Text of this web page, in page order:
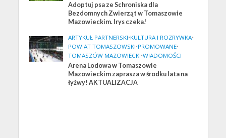
Adoptuj psa ze Schroniska dla
Bezdomnych Zwierząt w Tomaszowie
Mazowieckim. Irys czeka!
ARTYKUŁ PARTNERSKI•KULTURA I ROZRYWKA•
POWIAT TOMASZOWSKI•PROMOWANE•
TOMASZÓW MAZOWIECKI•WIADOMOŚCI
Arena Lodowa w Tomaszowie
Mazowieckim zaprasza w środku lata na
łyżwy! AKTUALIZACJA